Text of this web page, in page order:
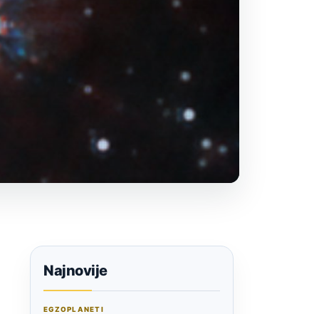
Najnovije
EGZOPLANETI